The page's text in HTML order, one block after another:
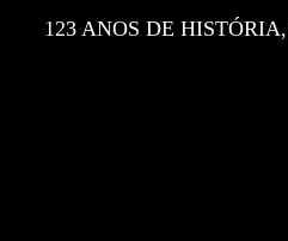
123 ANOS DE